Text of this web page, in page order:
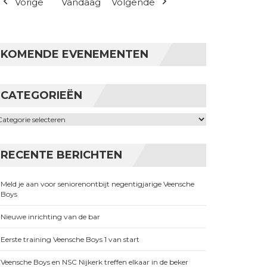
KOMENDE EVENEMENTEN
CATEGORIEËN
RECENTE BERICHTEN
Meld je aan voor seniorenontbijt negentigjarige Veensche
Boys
Nieuwe inrichting van de bar
Eerste training Veensche Boys 1 van start
Veensche Boys en NSC Nijkerk treffen elkaar in de beker